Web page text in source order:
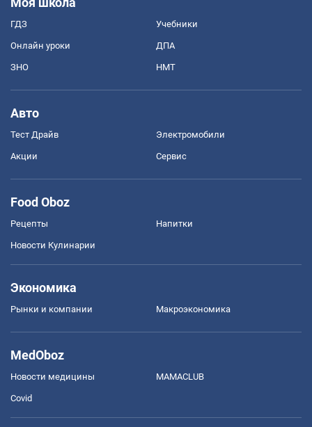
ГДЗ Учебники
Онлайн уроки ДПА
ЗНО НМТ
Авто
Тест Драйв Электромобили
Акции Сервис
Food Oboz
Рецепты Напитки
Новости Кулинарии
Экономика
Рынки и компании Mакроэкономика
MedOboz
Новости медицины MAMACLUB
Covid